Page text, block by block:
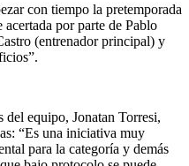
con tiempo la pretemporada
acertada por parte de Pablo
(entrenador principal) y
del equipo, Jonatan Torresi,
“Es una iniciativa muy
para la categoría y demás